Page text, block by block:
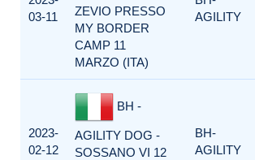
03-11
ZEVIO PRESSO
MY BORDER
CAMP 11
MARZO (ITA)
AGILITY
2023-
02-12
BH -
AGILITY DOG -
SOSSANO VI 12
BH-
AGILITY